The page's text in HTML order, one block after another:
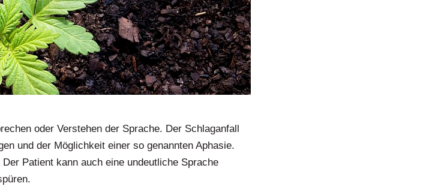
oder Verstehen der Sprache. Der Schlaganfall
und der Möglichkeit einer so genannten Aphasie.
Patient kann auch eine undeutliche Sprache